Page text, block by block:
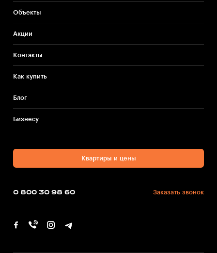
Объекты
Акции
Контакты
Как купить
Блог
Бизнесу
Квартиры и цены
0 800 30 98 60 Заказать звонок